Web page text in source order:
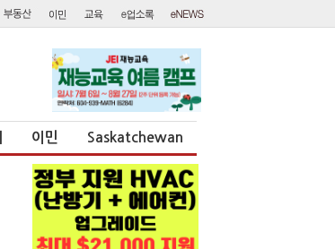
이민 Saskatchewan